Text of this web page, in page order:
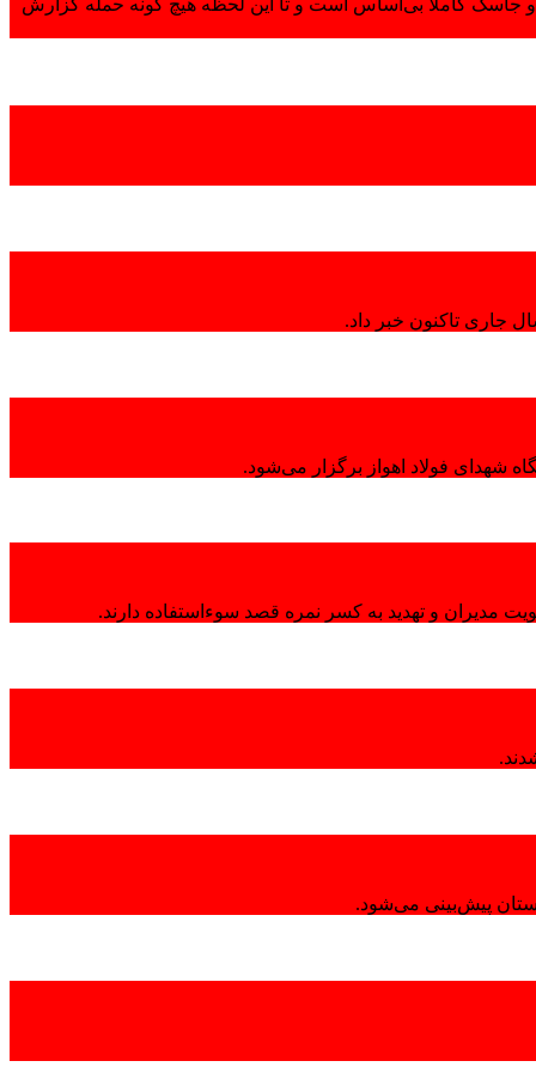
و جاسک کاملاً بی‌اساس است و تا این لحظه هیچ گونه حمله گزارش
جاری تاکنون خبر داد.
شهدای فولاد اهواز برگزار می‌شود.
مدیران و تهدید به کسر نمره قصد سوءاستفاده دارند.
پیش‌بینی می‌شود.